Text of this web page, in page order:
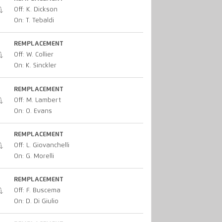
Off: K. Dickson
On: T. Tebaldi
REMPLACEMENT
Off: W. Collier
On: K. Sinckler
REMPLACEMENT
Off: M. Lambert
On: O. Evans
REMPLACEMENT
Off: L. Giovanchelli
On: G. Morelli
REMPLACEMENT
Off: F. Buscema
On: D. Di Giulio